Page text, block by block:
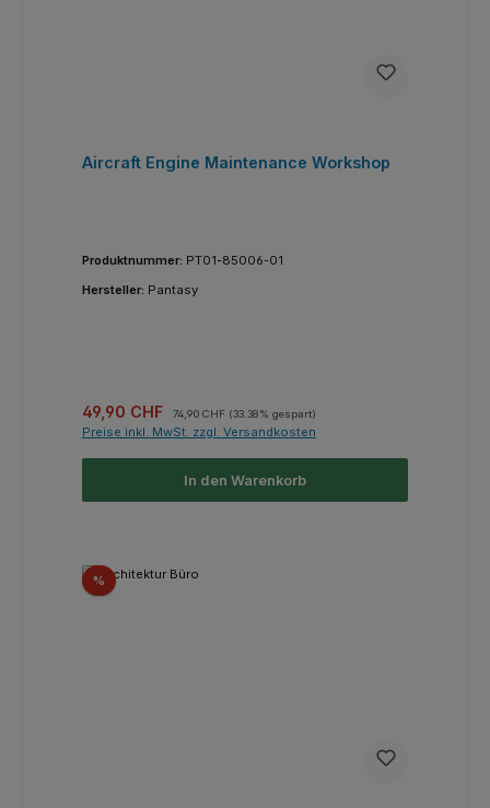
Aircraft Engine Maintenance Workshop
Produktnummer: PT01-85006-01
Hersteller: Pantasy
Verkaufspreis:
49,90 CHF Regulärer Preis:
74,90 CHF (33.38% gespart)
Preise inkl. MwSt. zzgl. Versandkosten
In den Warenkorb
%Rabatt